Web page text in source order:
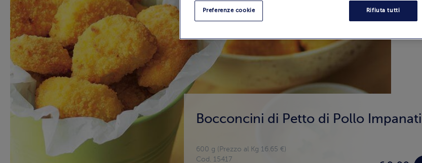
Bocconcini di Petto di Pollo Impanati
600 g (Prezzo al Kg 16.65 €)
Cod. 15417
Rifiuta tutti
Preferenze cookie